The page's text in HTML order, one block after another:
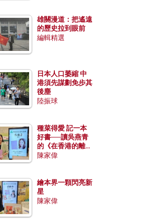
雄關漫道：把遙遠
的歷史拉到眼前
編輯精選
日本人口萎縮 中
港須先謀劃免步其
後塵
陸振球
種菜得愛 記一本
好書──讀吳燕青
的《在香港的離島
種菜》
陳家偉
繪本界一顆閃亮新
星
陳家偉